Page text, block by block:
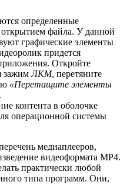
определенные
открытием файла. У данной
графические элементы
придется
Откройте
зажимЛКМ, перетяните
«Перетащите элементы
контента в оболочке
операционной системы
медиаплееров,
видеоформата MP4.
практически любой
типа программ. Они,